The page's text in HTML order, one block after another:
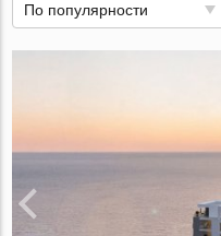
По популярности